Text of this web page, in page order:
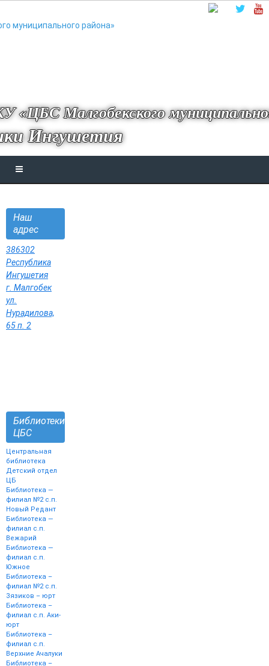
«ЦБС Малгобекского
Ингушетия
Наш
адрес
386302
Республика
Ингушетия
г. Малгобек
ул.
Нурадилова,
65 п. 2
Библиотеки
ЦБС
Центральная
библиотека
Детский отдел
ЦБ
Библиотека —
филиал №2 с.п.
Новый Редант
Библиотека —
филиал с.п.
Вежарий
Библиотека —
филиал с.п.
Южное
Библиотека –
филиал №2 с.п.
Зязиков – юрт
Библиотека –
филиал с.п. Аки-
юрт
Библиотека –
филиал с.п.
Верхние Ачалуки
Библиотека –